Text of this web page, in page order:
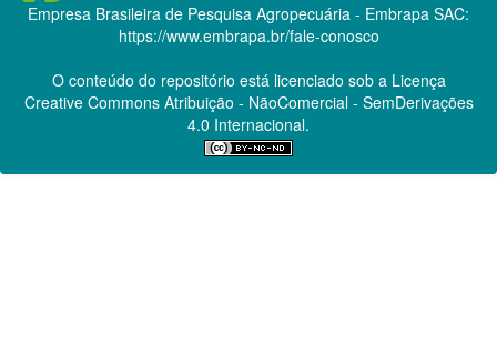
Empresa Brasileira de Pesquisa Agropecuária - Embrapa SAC:
https://www.embrapa.br/fale-conosco
O conteúdo do repositório está licenciado sob a Licença
Creative CommonsAtribuição - NãoComercial - SemDerivações
4.0 Internacional.